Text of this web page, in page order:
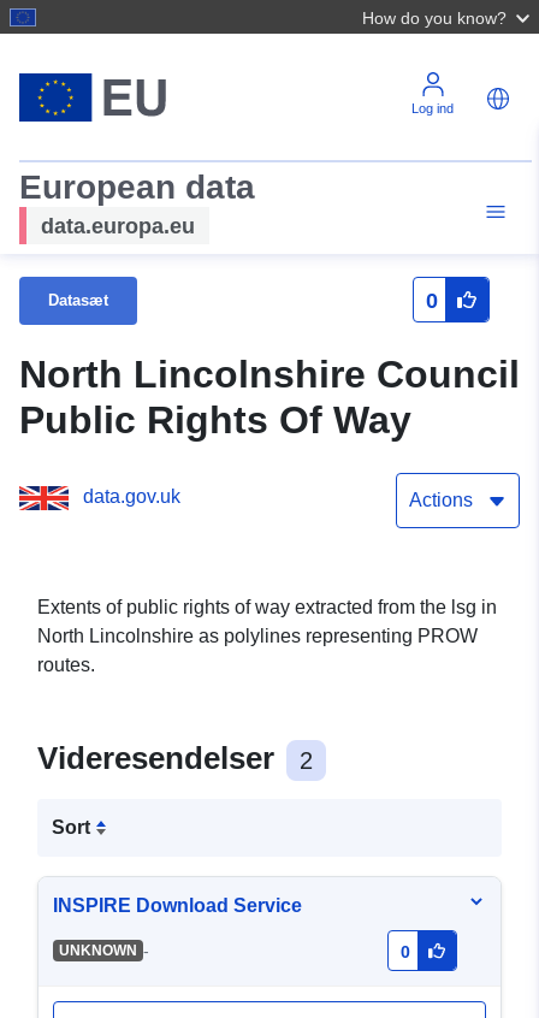
How do you know?
Log ind
European data
data.europa.eu
Datasæt 0
North Lincolnshire Council
Public Rights Of Way
data.gov.uk Actions
Extents of public rights of way extracted from the lsg in
North Lincolnshire as polylines representing PROW
routes.
Videresendelser 2
Sort
INSPIRE Download Service
UNKNOWN - 0